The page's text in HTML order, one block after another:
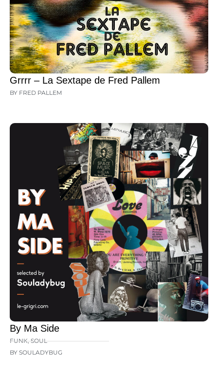
Grrrr – La Sextape de Fred Pallem
BY FRED PALLEM
By Ma Side
FUNK,SOUL
BY SOULADYBUG